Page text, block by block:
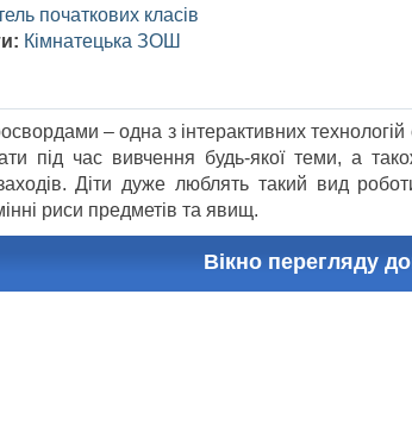
початкових класів
Кімнатецька ЗОШ
– одна з інтерактивних
під час вивчення будь-якої теми, а
Діти дуже люблять такий вид
риси предметів та явищ.
Вікно перегляду